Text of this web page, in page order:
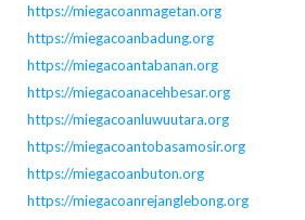
https://miegacoanmagetan.org
https://miegacoanbadung.org
https://miegacoantabanan.org
https://miegacoanacehbesar.org
https://miegacoanluwuutara.org
https://miegacoantobasamosir.org
https://miegacoanbuton.org
https://miegacoanrejanglebong.org